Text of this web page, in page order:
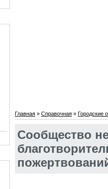
Главная » Справочная » Городские
Сообщество